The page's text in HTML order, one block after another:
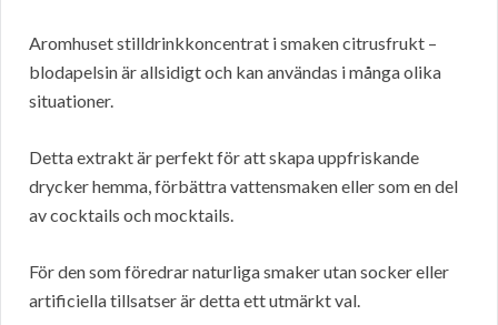
Aromhuset stilldrinkkoncentrat i smaken citrusfrukt –
blodapelsin är allsidigt och kan användas i många olika
situationer.
Detta extrakt är perfekt för att skapa uppfriskande
drycker hemma, förbättra vattensmaken eller som en del
av cocktails och mocktails.
För den som föredrar naturliga smaker utan socker eller
artificiella tillsatser är detta ett utmärkt val.